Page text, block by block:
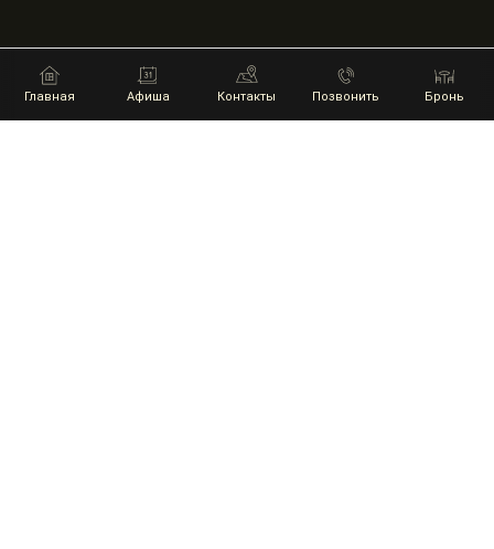
Главная Афиша Контакты Позвонить Бронь